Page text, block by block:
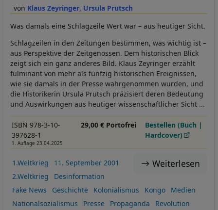
Klaus Zeyringer Ursula Prutsch
Was damals eine Schlagzeile Wert war – aus heutiger Sicht.
Schlagzeilen in den Zeitungen bestimmen, was wichtig ist –
aus Perspektive der Zeitgenossen. Dem historischen Blick
zeigt sich ein ganz anderes Bild. Klaus Zeyringer erzählt
fulminant von mehr als fünfzig historischen Ereignissen,
wie sie damals in der Presse wahrgenommen wurden, und
die Historikerin Ursula Prutsch präzisiert deren Bedeutung
und Auswirkungen aus heutiger wissenschaftlicher Sicht ...
ISBN 978-3-10-
397628-1
1. Auflage 23.04.2025
29,00 € Portofrei
Bestellen (Buch |
Hardcover)
Weiterlesen
1.Weltkrieg
11. September 2001
2.Weltkrieg
Desinformation
Fake News
Geschichte Kolonialismus Kongo
Medien
Nationalsozialismus
Presse Propaganda
Revolution